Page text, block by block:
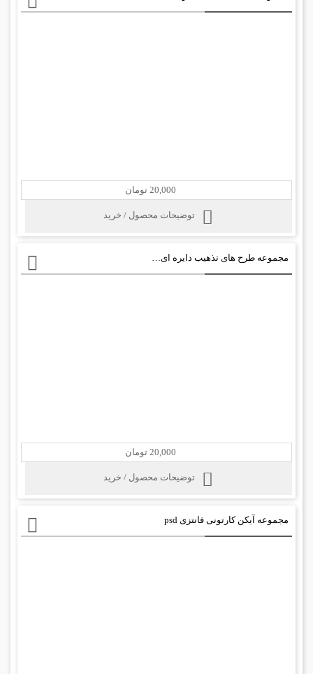
20,000 تومان
توضیحات محصول / خرید
20,000 تومان
توضیحات محصول / خرید
مجموعه آیکن کارتونی فانتزی psd